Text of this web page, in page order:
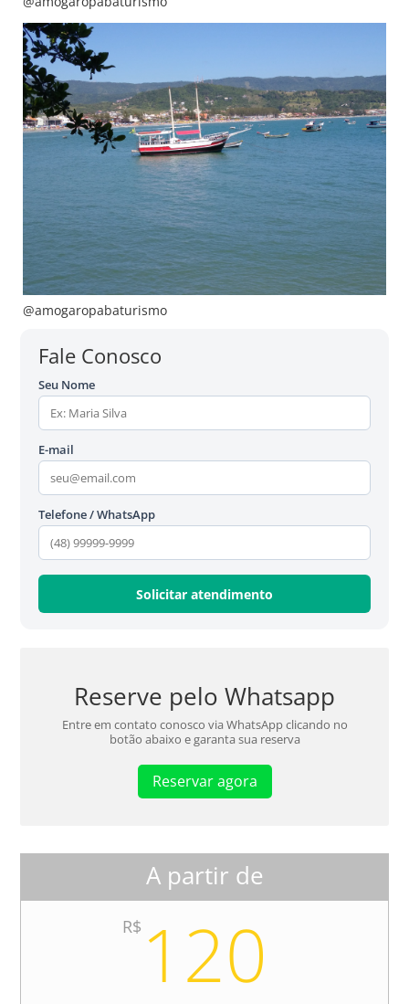
@amogaropabaturismo
Fale Conosco
Seu Nome
E-mail
Telefone / WhatsApp
Reserve pelo Whatsapp
Entre em contato conosco via WhatsApp clicando no
botão abaixo e garanta sua reserva
Reservar agora
A partir de
R$ 120